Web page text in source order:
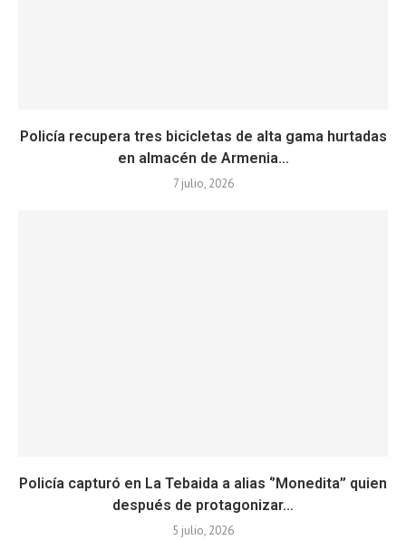
Policía recupera tres bicicletas de alta gama hurtadas
en almacén de Armenia...
7 julio, 2026
Policía capturó en La Tebaida a alias ‘’Monedita’’ quien
después de protagonizar...
5 julio, 2026